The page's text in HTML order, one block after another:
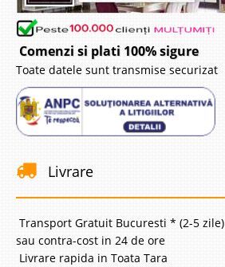
Comenzi si plati 100% sigure
Toate datele sunt transmise securizat
Livrare
Transport Gratuit Bucuresti * (2-5 zile)
sau contra-cost in 24 de ore
Livrare rapida in Toata Tara